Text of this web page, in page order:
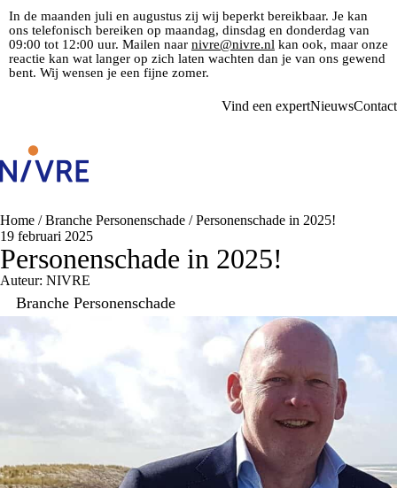
In de maanden juli en augustus zij wij beperkt bereikbaar. Je kan
ons telefonisch bereiken op maandag, dinsdag en donderdag van
09:00 tot 12:00 uur. Mailen naar nivre@nivre.nl kan ook, maar onze
reactie kan wat langer op zich laten wachten dan je van ons gewend
bent. Wij wensen je een fijne zomer.
Vind een expertNieuwsContact
Home /Branche Personenschade /Personenschade in 2025!
19 februari 2025
Personenschade in 2025!
Auteur: NIVRE
Branche Personenschade